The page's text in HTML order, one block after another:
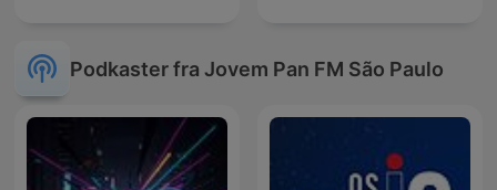
Podkaster fra Jovem Pan FM São Paulo